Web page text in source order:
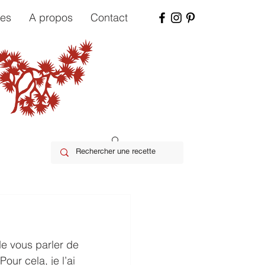
A propos Contact
vous parler de
cela, je l’ai